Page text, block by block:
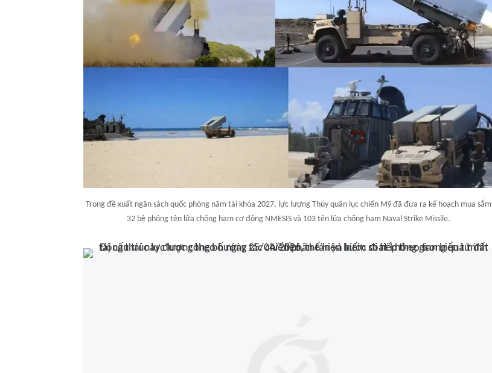
Trong đề xuất ngân sách quốc phòng năm tài khóa 2027, lực lượng Thủy quân lục chiến Mỹ đã đưa ra kế hoạch mua sắm
32 bệ phóng tên lửa chống hạm cơ động NMESIS và 103 tên lửa chống hạm Naval Strike Missile.